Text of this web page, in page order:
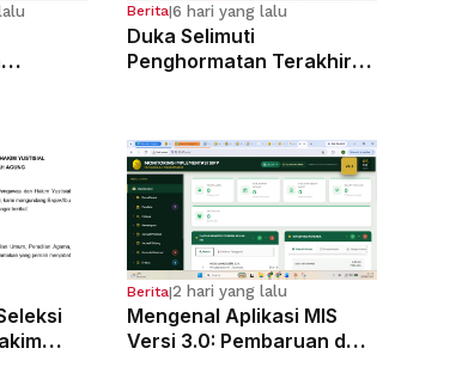
Berita|6 hari yang lalu
Duka Selimuti
Penghormatan Terakhir
Berita|2 hari yang lalu
Mengenal Aplikasi MIS
Versi 3.0: Pembaruan dan